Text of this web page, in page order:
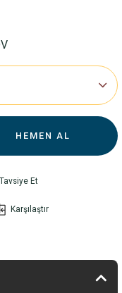
HEMEN AL
Tavsiye Et
Karşılaştır